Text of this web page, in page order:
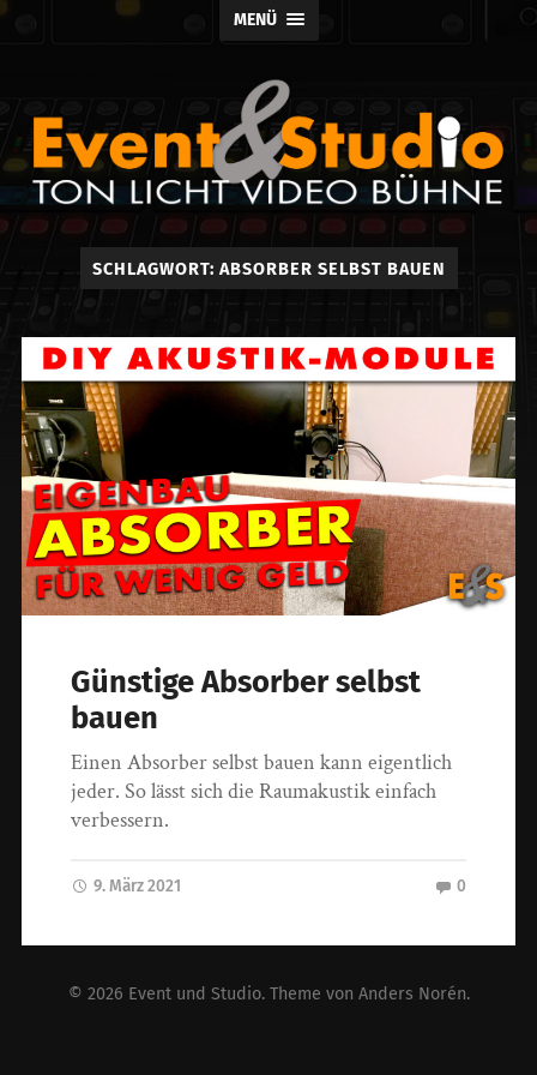
MENÜ
Event
und
Studio
SCHLAGWORT: ABSORBER SELBST BAUEN
Günstige Absorber selbst
bauen
Einen Absorber selbst bauen kann eigentlich
jeder. So lässt sich die Raumakustik einfach
verbessern.
9. März 2021 0
© 2026 Event und Studio. Theme von Anders Norén.